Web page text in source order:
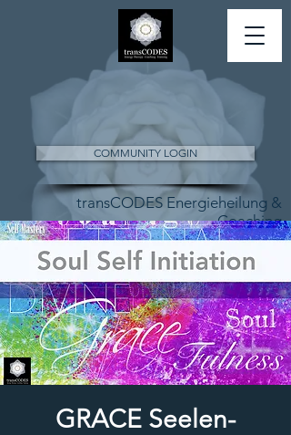
COMMUNITY LOGIN
transCODES Energieheilung &
Coaching
GRACE Seelen-